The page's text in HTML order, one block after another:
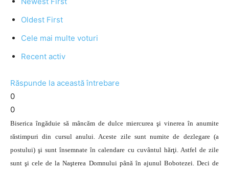
Oldest First
Cele mai multe voturi
Recent activ
Răspunde la această întrebare
0
0
Biserica îngăduie să mâncăm de dulce miercurea şi vinerea în anumite
răstimpuri din cursul anului. Aceste zile sunt numite de dezlegare (a
postului) şi sunt însemnate în calendare cu cuvântul hărţi. Astfel de zile
sunt şi cele de la Naşterea Domnului până în ajunul Bobotezei. Deci de